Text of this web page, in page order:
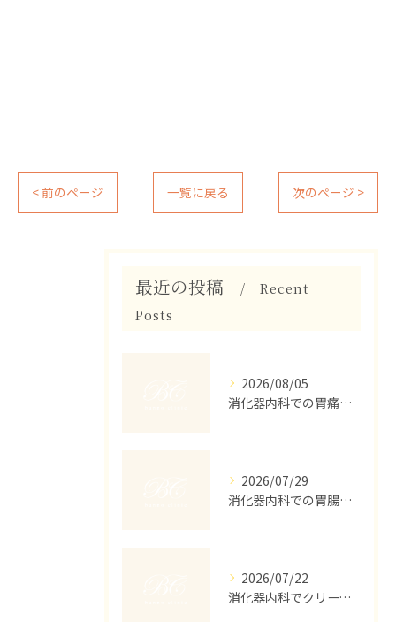
< 前のページ 一覧に戻る 次のページ >
最近の投稿
Recent
Posts
2026/08/05
消化器内科での胃痛治療を名古屋市天白区菅田で安心して受けるためのポイント徹底解説
2026/07/29
消化器内科での胃腸の診察内容と初診の流れを詳しく解説
2026/07/22
消化器内科でクリーンコロンを受けるメリットと愛知県名古屋市天白区植田東での選び方